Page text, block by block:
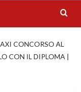
CONCORSO AL
CON IL DIPLOMA |